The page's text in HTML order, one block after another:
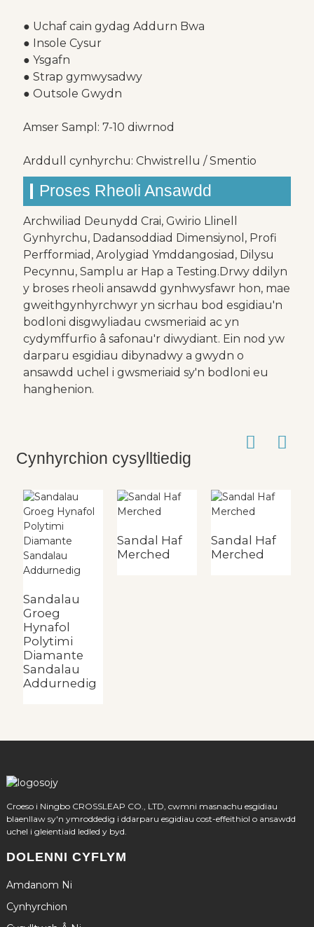
● Uchaf cain gydag Addurn Bwa
● Insole Cysur
● Ysgafn
● Strap gymwysadwy
● Outsole Gwydn
Amser Sampl: 7-10 diwrnod
Arddull cynhyrchu: Chwistrellu / Smentio
Proses Rheoli Ansawdd
Archwiliad Deunydd Crai, Gwirio Llinell
Gynhyrchu, Dadansoddiad Dimensiynol, Profi
Perfformiad, Arolygiad Ymddangosiad, Dilysu
Pecynnu, Samplu ar Hap a Testing.Drwy ddilyn
y broses rheoli ansawdd gynhwysfawr hon, mae
gweithgynhyrchwyr yn sicrhau bod esgidiau'n
bodloni disgwyliadau cwsmeriaid ac yn
cydymffurfio â safonau'r diwydiant. Ein nod yw
darparu esgidiau dibynadwy a gwydn o
ansawdd uchel i gwsmeriaid sy'n bodloni eu
hanghenion.
Cynhyrchion cysylltiedig
Sandalau
Groeg
Hynafol
Polytimi
Diamante
Sandalau
Addurnedig
Sandal Haf
Merched
Sandal Haf
Merched
Croeso i Ningbo CROSSLEAP CO., LTD, cwmni masnachu esgidiau
blaenllaw sy'n ymroddedig i ddarparu esgidiau cost-effeithiol o ansawdd
uchel i gleientiaid ledled y byd.
DOLENNI CYFLYM
Amdanom Ni
Cynhyrchion